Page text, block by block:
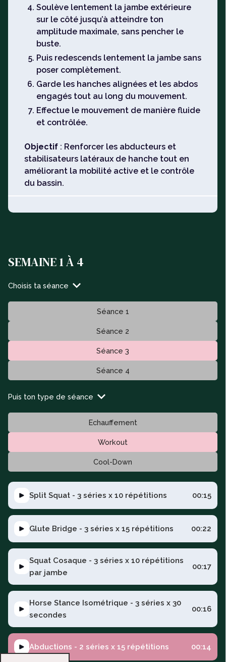
Soulève lentement la jambe extérieure
sur le côté jusqu’à atteindre ton
amplitude maximale, sans pencher le
buste.
Puis redescends lentement la jambe sans
poser complètement.
Garde les hanches alignées et les abdos
engagés tout au long du mouvement.
Effectue le mouvement de manière fluide
et contrôlée.
Objectif : Renforcer les abducteurs et
stabilisateurs latéraux de hanche tout en
améliorant la mobilité active et le contrôle
du bassin.
SEMAINE 1 À 4
Choisis ta séance
Séance 1
Séance 2
Séance 3
Séance 4
Puis ton type de séance
Echauffement
Workout
Cool-Down
Split Squat - 3 séries x 10 répétitions 00:15
Glute Bridge - 3 séries x 15 répétitions 00:22
Squat Cosaque - 3 séries x 10 répétitions
par jambe
00:17
Horse Stance Isométrique - 3 séries x 30
secondes
00:16
Abductions - 2 séries x 15 répétitions 00:14